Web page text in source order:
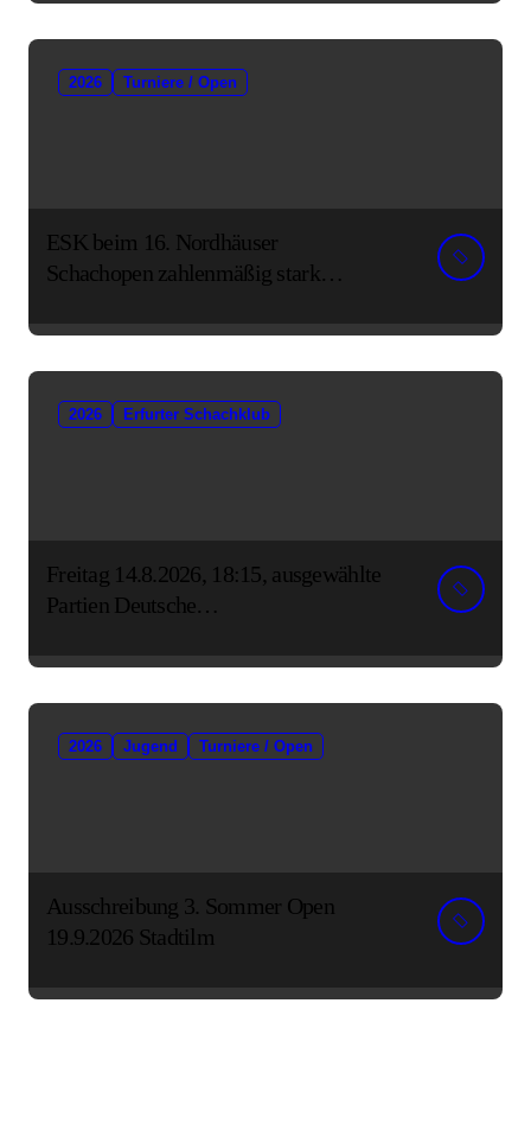
2026 Turniere / Open
ESK beim 16. Nordhäuser
Schachopen zahlenmäßig stark
2026 Erfurter Schachklub
Freitag 14.8.2026, 18:15, ausgewählte
Partien Deutsche
2026 Jugend Turniere / Open
Ausschreibung 3. Sommer Open
19.9.2026 Stadtilm